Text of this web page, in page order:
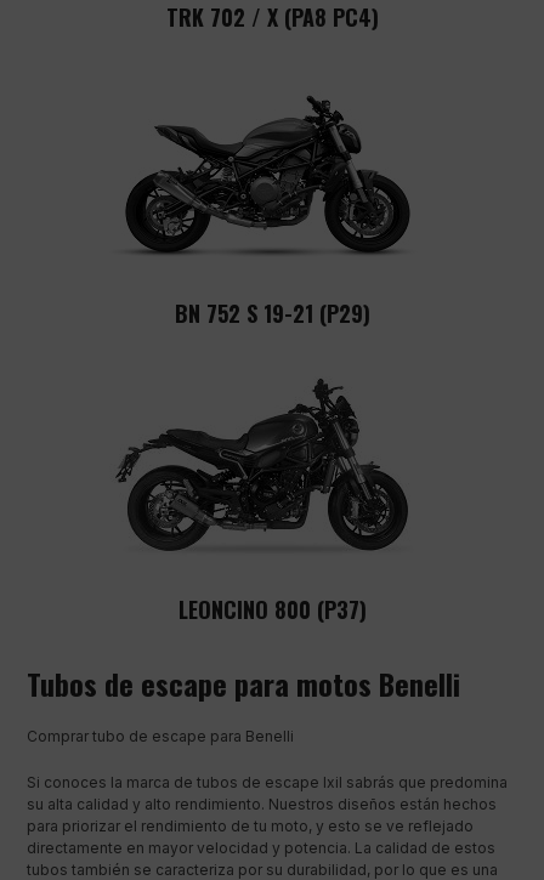
TRK 702 / X (PA8 PC4)
BN 752 S 19-21 (P29)
LEONCINO 800 (P37)
Tubos de escape para motos Benelli
Comprar tubo de escape para Benelli
Si conoces la marca de tubos de escape Ixil sabrás que predomina
su alta calidad y alto rendimiento. Nuestros diseños están hechos
para priorizar el rendimiento de tu moto, y esto se ve reflejado
directamente en mayor velocidad y potencia. La calidad de estos
tubos también se caracteriza por su durabilidad, por lo que es una